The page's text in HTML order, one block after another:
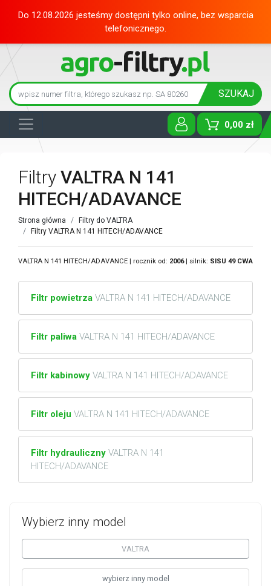
Do 12.08.2026 jesteśmy dostępni tylko online, bez wsparcia
telefonicznego.
SZUKAJ
0,00 zł
Toggle
Wybierz inny model
VALTRA
wybierz inny model
Filtry VALTRA N 141
HITECH/ADAVANCE
Strona główna
Filtry do VALTRA
Filtry VALTRA N 141 HITECH/ADAVANCE
VALTRA N 141 HITECH/ADAVANCE | rocznik od: 2006| silnik: SISU 49 CWA
Filtr powietrza VALTRA N 141 HITECH/ADAVANCE
Filtr paliwa VALTRA N 141 HITECH/ADAVANCE
Filtr kabinowy VALTRA N 141 HITECH/ADAVANCE
Filtr oleju VALTRA N 141 HITECH/ADAVANCE
Filtr hydrauliczny VALTRA N 141
HITECH/ADAVANCE